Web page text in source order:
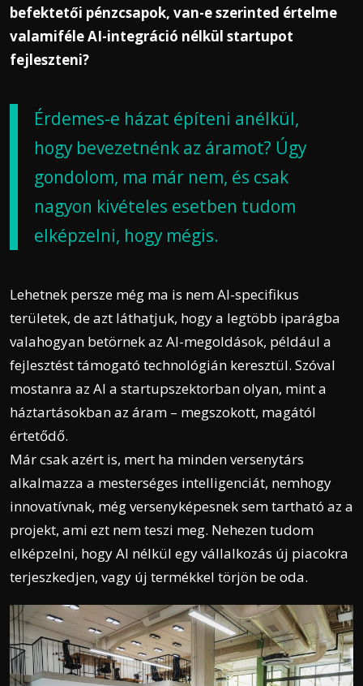
befektetői pénzcsapok, van-e szerinted értelme
valamiféle AI-integráció nélkül startupot
fejleszteni?
Érdemes-e házat építeni anélkül,
hogy bevezetnénk az áramot? Úgy
gondolom, ma már nem, és csak
nagyon kivételes esetben tudom
elképzelni, hogy mégis.
Lehetnek persze még ma is nem AI-specifikus
területek, de azt láthatjuk, hogy a legtöbb iparágba
valahogyan betörnek az AI-megoldások, például a
fejlesztést támogató technológián keresztül. Szóval
mostanra az AI a startupszektorban olyan, mint a
háztartásokban az áram – megszokott, magától
értetődő.
Már csak azért is, mert ha minden versenytárs
alkalmazza a mesterséges intelligenciát, nemhogy
innovatívnak, még versenyképesnek sem tartható az a
projekt, ami ezt nem teszi meg. Nehezen tudom
elképzelni, hogy AI nélkül egy vállalkozás új piacokra
terjeszkedjen, vagy új termékkel törjön be oda.